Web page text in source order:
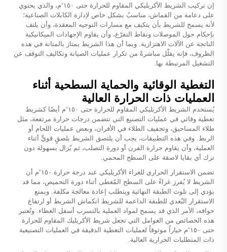
إن تركيب الشريط الأكريليكي المقاوم للحرارة حتى ١٥٠°م، والذي يحتوي
على دعامة من القماش، مناسبٌ بشكل خاص لإدارة الكابلات الصناعية؛
لأنه يسمح للشريط بأن يتكيف مع مسارات التوجيه المعقدة، وأن يلتف
بإحكام حول الموصلات ونقاط التفرّع، وأن يقاوم الإجهادات الميكانيكية
الناتجة عن الآلات الاهتزازية. وبما أن هذا الشريط يمتاز بالمتانة في هذه
الظروف، فإنه يقلّل مباشرةً من تكرار عمليات الصيانة وتكاليف التوقف عن
التشغيل المرتبطة بها.
التغطية الوقائية والحماية السطحية أثناء
العمليات ذات الحرارة العالية
يُستخدم الشريط الأكريليكي المقاوم للحرارة حتى ١٥٠°م أيضًا كشريط
تغطية وقائي في عمليات التصنيع التي تتضمن درجات حرارة مرتفعة، مثل
طلاء المساحيق، وتجفيف الطلاء في الأفران، وبعض عمليات اللحام أو
الربط. وفي هذه التطبيقات، يجب أن يلتصق الشريط بلصقٍ قويٍّ أثناء
العملية، وأن يقاوم حرارة الفرن أو دورة التصلب، ثم يُزال بسهولة دون
ترك أي بقايا لاصقة على السطح المحمي.
تضمن الاستقرار الحراري للغراء الأكريليكي عند درجة حرارة ١٥٠°م أن
الشريط لا يُفرز غراءً على السطح المُغطى أثناء دورة التحميص، مما قد
يؤدي إلى تلوث الطبقة النهائية ويتطلب إعادة معالجة مكلفة. ويمنع
الاستقرار البُعدي للطبقة الداعمة للشريط انكماش الشريط أو ارتفاع
حوافه، الأمر الذي قد يسمح لمواد العملية بالتسرب أسفل الغطاء. وتُعتبر
هذه الخصائص من العوامل التي تجعل شريط الأكريليك المقاوم للحرارة
حتى ١٥٠°م خياراً موثوقاً لعمليات التغطية الدقيقة في العمليات التصنيعية
ذات المتطلبات الحرارية العالية.